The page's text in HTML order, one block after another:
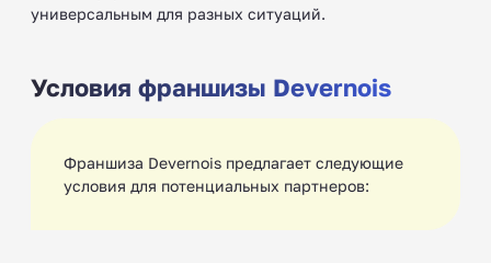
универсальным для разных ситуаций.
Условия франшизы Devernois
Франшиза Devernois предлагает следующие
условия для потенциальных партнеров: